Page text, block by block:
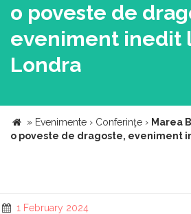
o poveste de
eveniment inedit
Londra
» Evenimente › Conferinţe › Marea
o poveste de dragoste, eveniment
1 February 2024